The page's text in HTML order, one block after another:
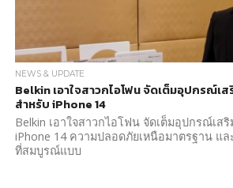
NEWS & UPDATE
Belkin เอาใจสาวกไอโฟน จัดเต็มอุปกรณ์เ
สำหรับ iPhone 14
Belkin เอาใจสาวกไอโฟน จัดเต็มอุปกรณ์เส
iPhone 14 ความปลอดภัยเหนือมาตรฐาน แล
ที่สมบูรณ์แบบ